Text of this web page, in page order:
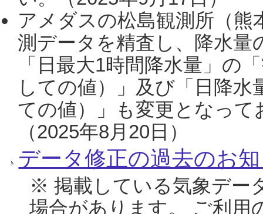
アメダスの松島観測所（熊
測データを精査し、降水
「日最大1時間降水量」の
しての値）」及び「日降
ての値）」も変更となっ
（2025年8月20日）
データ修正の過去のお
※ 掲載している気象デー
場合があります。 ご利用